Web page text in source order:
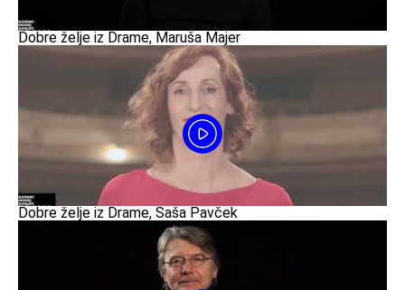
Dobre želje iz Drame, Maruša Majer
Dobre želje iz Drame, Saša Pavček